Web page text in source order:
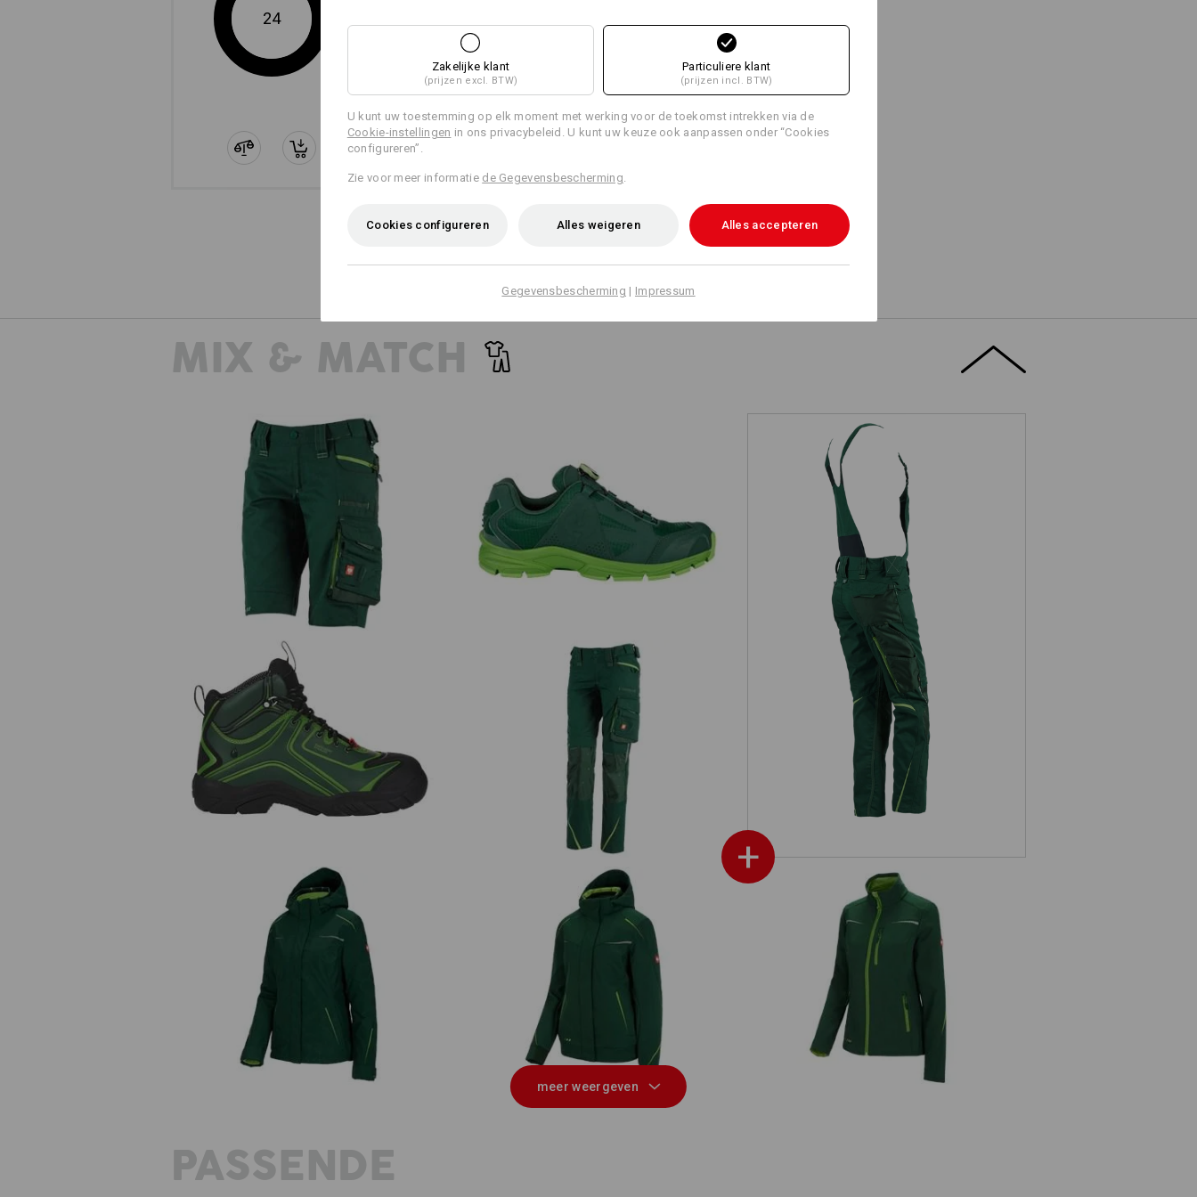
Meer informatie is te vinden op "Gegevensblad".
Gegevensblad
Personalisatie:
Zelf vormgeven
GEWOON BEVESTIGEN
Brede riemlussen met klitteband-element, speciaal voor directe
bevestiging van de e.s.motion 2020 workerzakken.
NOG MEER PLAATS
De apart verkrijgbare gereedschapstassen zijn de perfecte aanvulling op uw zakken
en bieden meer plaats voor uw gereedschap!
bijpassende tassen bijpassende riem
24
+2 andere functies
MIX & MATCH
Damestuinbroek e.s.motion 2020
+
Short e.s.motion 2020, dames O1 Werkschoenen e.s. Corvids II low
e.s. S3 Veiligheidsschoenen Kajam Damesbroek e.s.motion 2020
3-in-1 functioneel jack e.s.motion
Winter softshelljack e.s.motion 2020,
Softshelljack e.s.motion 2020, dames
meer weergeven
PASSENDE
Zakelijke klant
(prijzen excl. BTW)
Particuliere klant
(prijzen incl. BTW)
U kunt uw toestemming op elk moment met werking voor de toekomst intrekken via de
Cookie-instellingen in ons privacybeleid. U kunt uw keuze ook aanpassen onder “Cookies
configureren”.
Zie voor meer informatie de Gegevensbescherming
Cookies configureren Alles weigeren Alles accepteren
Gegevensbescherming | Impressum